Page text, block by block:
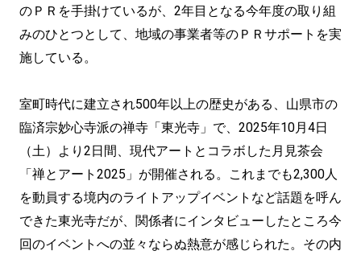
のＰＲを手掛けているが、2年目となる今年度の取り組
みのひとつとして、地域の事業者等のＰＲサポートを実
施している。
室町時代に建立され500年以上の歴史がある、山県市の
臨済宗妙心寺派の禅寺「東光寺」で、2025年10月4日
（土）より2日間、現代アートとコラボした月見茶会
「禅とアート2025」が開催される。これまでも2,300人
を動員する境内のライトアップイベントなど話題を呼ん
できた東光寺だが、関係者にインタビューしたところ今
回のイベントへの並々ならぬ熱意が感じられた。その内